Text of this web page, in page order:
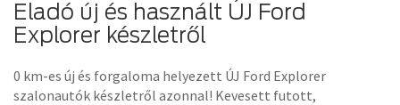
Eladó új és használt ÚJ Ford
Explorer készletről
0 km-es új és forgaloma helyezett ÚJ Ford Explorer
szalonautók készletről azonnal! Kevesett futott,